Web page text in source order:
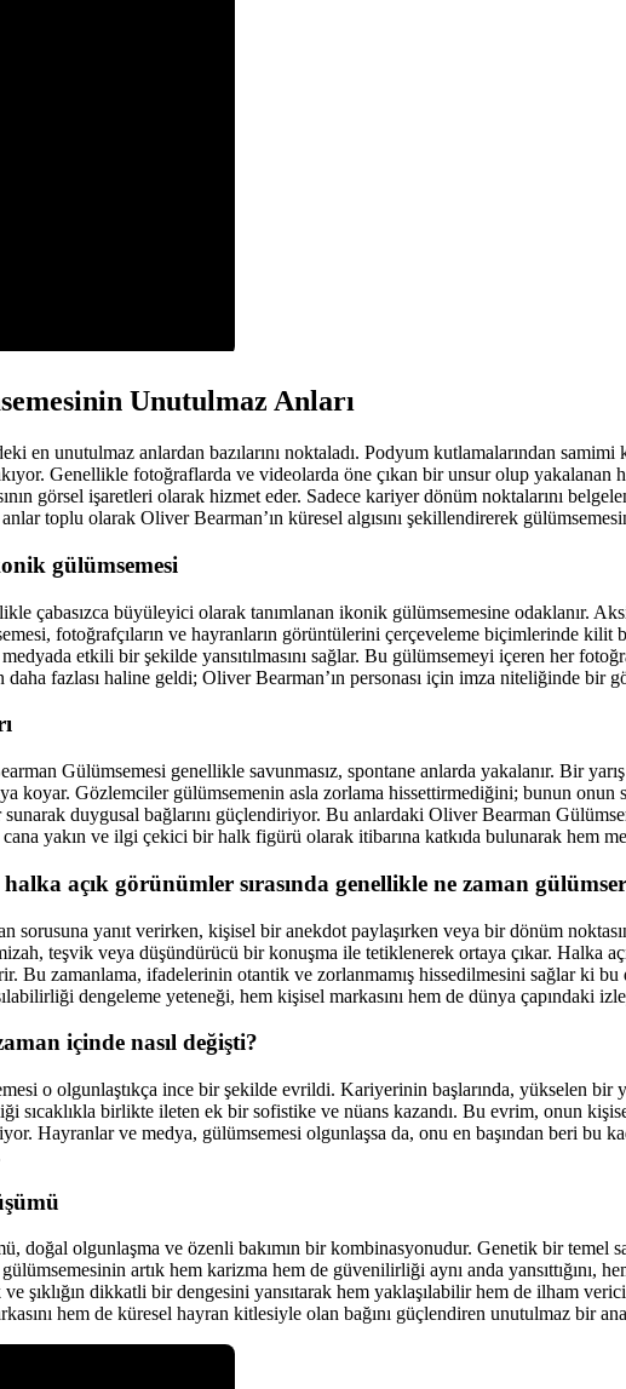
Unutulmaz Anları
en unutulmaz anlardan bazılarını noktaladı. Podyum kutlamalarından
Genellikle fotoğraflarda ve videolarda öne çıkan bir unsur olup
görsel işaretleri olarak hizmet eder. Sadece kariyer dönüm noktalarını
anlar toplu olarak Oliver Bearman’ın küresel algısını şekillendirerek
gülümsemesi
çabasızca büyüleyici olarak tanımlanan ikonik gülümsemesine odaklanır.
fotoğrafçıların ve hayranların görüntülerini çerçeveleme biçimlerinde
medyada etkili bir şekilde yansıtılmasını sağlar. Bu gülümsemeyi içeren her
fazlası haline geldi; Oliver Bearman’ın personası için imza niteliğinde bir
Gülümsemesi genellikle savunmasız, spontane anlarda yakalanır. Bir
koyar. Gözlemciler gülümsemenin asla zorlama hissettirmediğini; bunun onun
duygusal bağlarını güçlendiriyor. Bu anlardaki Oliver Bearman
yakın ve ilgi çekici bir halk figürü olarak itibarına katkıda bulunarak hem
açık görünümler sırasında genellikle ne zaman
sorusuna yanıt verirken, kişisel bir anekdot paylaşırken veya bir dönüm
teşvik veya düşündürücü bir konuşma ile tetiklenerek ortaya çıkar. Halka
Bu zamanlama, ifadelerinin otantik ve zorlanmamış hissedilmesini sağlar ki
dengeleme yeteneği, hem kişisel markasını hem de dünya çapındaki
içinde nasıl değişti?
o olgunlaştıkça ince bir şekilde evrildi. Kariyerinin başlarında, yükselen bir
sıcaklıkla birlikte ileten ek bir sofistike ve nüans kazandı. Bu evrim, onun
Hayranlar ve medya, gülümsemesi olgunlaşsa da, onu en başından beri
doğal olgunlaşma ve özenli bakımın bir kombinasyonudur. Genetik bir temel
artık hem karizma hem de güvenilirliği aynı anda yansıttığını,
şıklığın dikkatli bir dengesini yansıtarak hem yaklaşılabilir hem de ilham
hem de küresel hayran kitlesiyle olan bağını güçlendiren unutulmaz bir